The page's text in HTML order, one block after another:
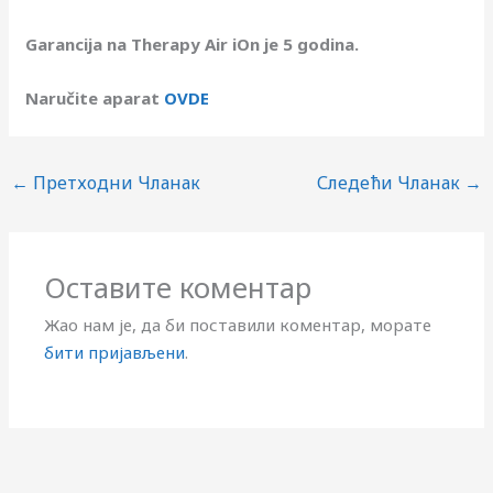
Garancija na Therapy Air iOn je 5 godina.
Naručite aparat OVDE
← Претходни Чланак Следећи Чланак →
Оставите коментар
Жао нам је, да би поставили коментар, морате
бити пријављени.